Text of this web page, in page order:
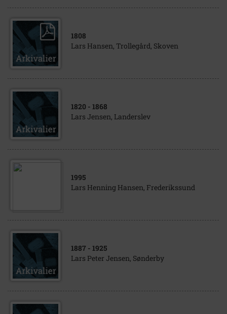
1808
Lars Hansen, Trollegård, Skoven
1820 - 1868
Lars Jensen, Landerslev
1995
Lars Henning Hansen, Frederikssund
1887 - 1925
Lars Peter Jensen, Sønderby